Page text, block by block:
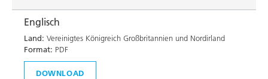
Englisch
Land: Vereinigtes Königreich Großbritannien und Nordirland
Format: PDF
DOWNLOAD